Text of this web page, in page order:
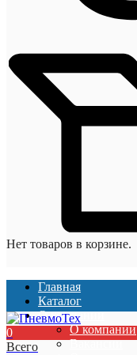
Нет товаров в корзине.
Главная
Каталог
О компании
О компании
Вакансии
0
Всего